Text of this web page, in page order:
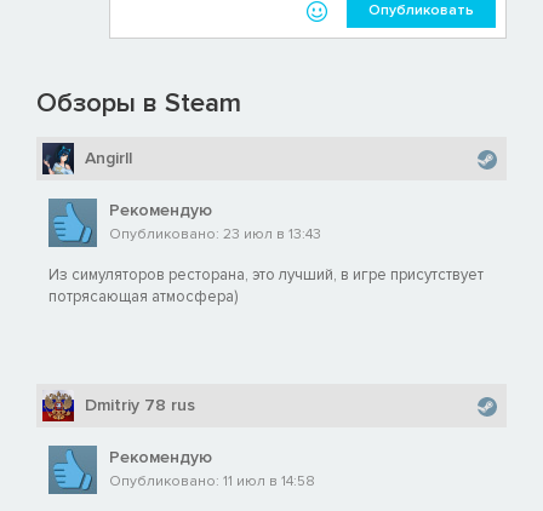
Опубликовать
Обзоры в Steam
Angirll
Рекомендую
Опубликовано: 23 июл в 13:43
Из симуляторов ресторана, это лучший, в игре присутствует
потрясающая атмосфера)
Dmitriy 78 rus
Рекомендую
Опубликовано: 11 июл в 14:58